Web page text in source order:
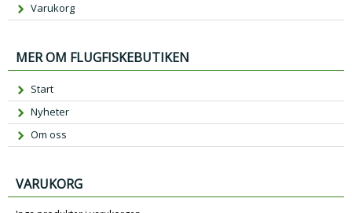
Varukorg
MER OM FLUGFISKEBUTIKEN
Start
Nyheter
Om oss
VARUKORG